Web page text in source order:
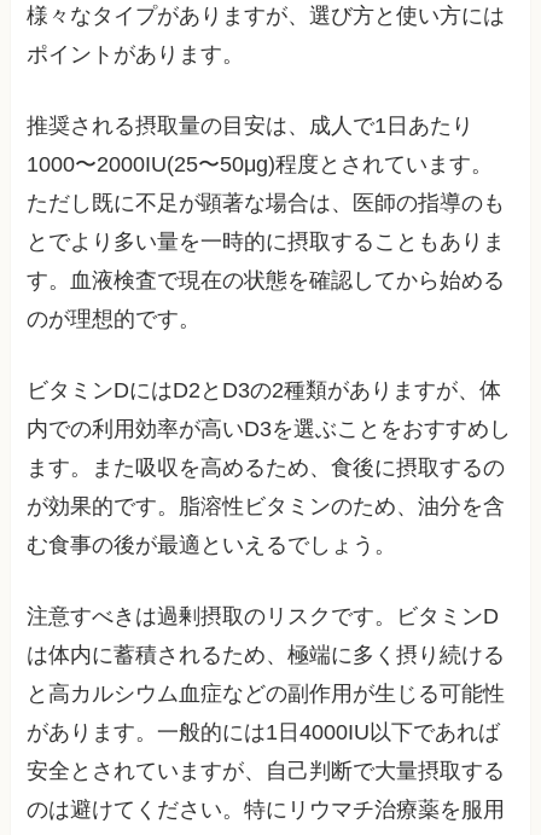
様々なタイプがありますが、選び方と使い方には
ポイントがあります。
推奨される摂取量の目安は、成人で1日あたり
1000〜2000IU(25〜50μg)程度とされています。
ただし既に不足が顕著な場合は、医師の指導のも
とでより多い量を一時的に摂取することもありま
す。血液検査で現在の状態を確認してから始める
のが理想的です。
ビタミンDにはD2とD3の2種類がありますが、体
内での利用効率が高いD3を選ぶことをおすすめし
ます。また吸収を高めるため、食後に摂取するの
が効果的です。脂溶性ビタミンのため、油分を含
む食事の後が最適といえるでしょう。
注意すべきは過剰摂取のリスクです。ビタミンD
は体内に蓄積されるため、極端に多く摂り続ける
と高カルシウム血症などの副作用が生じる可能性
があります。一般的には1日4000IU以下であれば
安全とされていますが、自己判断で大量摂取する
のは避けてください。特にリウマチ治療薬を服用